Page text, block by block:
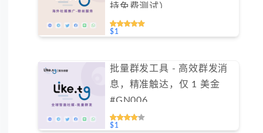
持免费测试）
$1
批量群发工具 - 高效群发消
息，精准触达，仅 1 美金
#GN006
$1